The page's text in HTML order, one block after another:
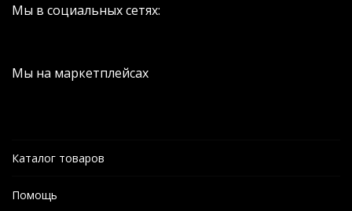
Мы в социальных сетях:
Мы на маркетплейсах
Каталог товаров
Помощь